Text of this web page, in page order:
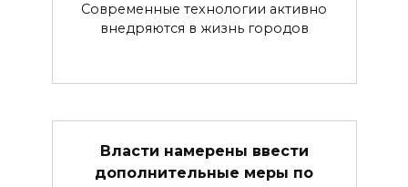
Современные технологии активно
внедряются в жизнь городов
Власти намерены ввести
дополнительные меры по